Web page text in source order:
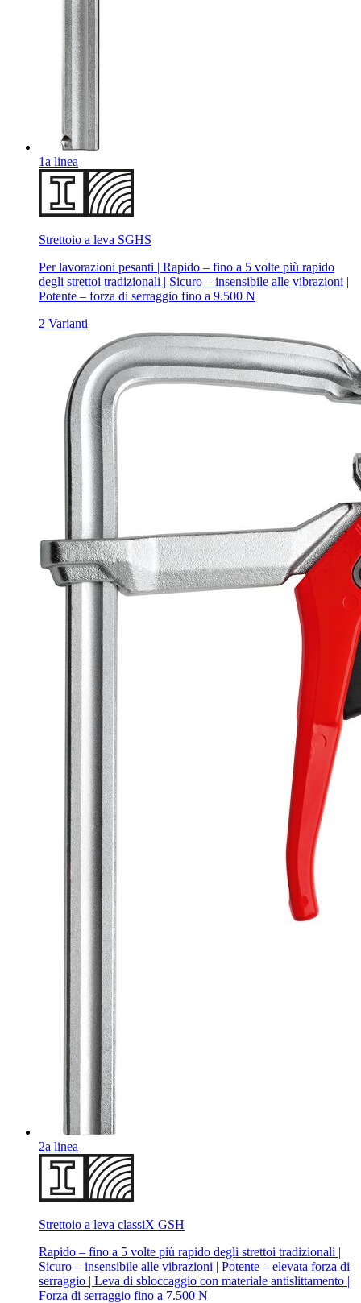
1a linea
Strettoio a leva SGHS
Per lavorazioni pesanti | Rapido – fino a 5 volte più rapido
degli strettoi tradizionali | Sicuro – insensibile alle vibrazioni |
Potente – forza di serraggio fino a 9.500 N
2 Varianti
2a linea
Strettoio a leva classiX GSH
Rapido – fino a 5 volte più rapido degli strettoi tradizionali |
Sicuro – insensibile alle vibrazioni | Potente – elevata forza di
serraggio | Leva di sbloccaggio con materiale antislittamento |
Forza di serraggio fino a 7.500 N